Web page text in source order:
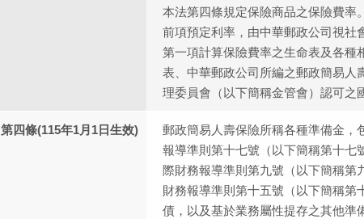
本法第四條規定保險商品之保險費率。
前項預定利率，由中華郵政公司視社
第一項計算保險費率之生命表及各種
表、中華郵政公司所編之郵政簡易人
理委員會（以下簡稱金管會）認可之
第四條(115年1月1日生效)
郵政簡易人壽保險所稱各種準備金，
報導準則第十七號（以下簡稱第十七
際財務報導準則第九號（以下簡稱第
財務報導準則第十五號（以下簡稱第
債，以及基於業務屬性提存之其他準